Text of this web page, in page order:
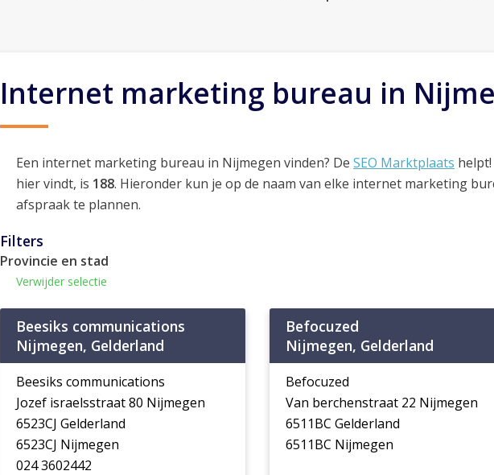
Internet marketing bureau in
Een internet marketing bureau in Nijmegen vinden? De SEO Marktplaats
hier vindt, is 188. Hieronder kun je op de naam van elke internet marketing
afspraak te plannen.
Filters
Provincie en stad
Verwijder selectie
Beesiks communications
Nijmegen, Gelderland
Beesiks communications
Jozef israelsstraat 80 Nijmegen
6523CJ Gelderland
6523CJ Nijmegen
024 3602442
Befocuzed
Nijmegen, Gelderland
Befocuzed
Van berchenstraat 22 Nijmegen
6511BC Gelderland
6511BC Nijmegen